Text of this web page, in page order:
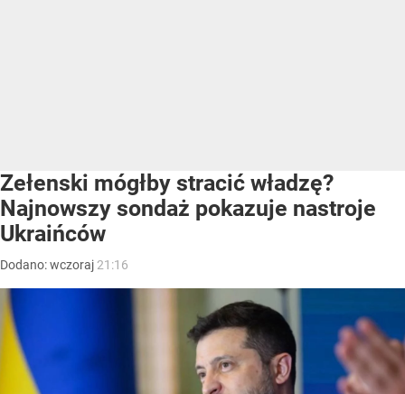
Zełenski mógłby stracić władzę?
Najnowszy sondaż pokazuje nastroje
Ukraińców
Dodano:wczoraj 21:16